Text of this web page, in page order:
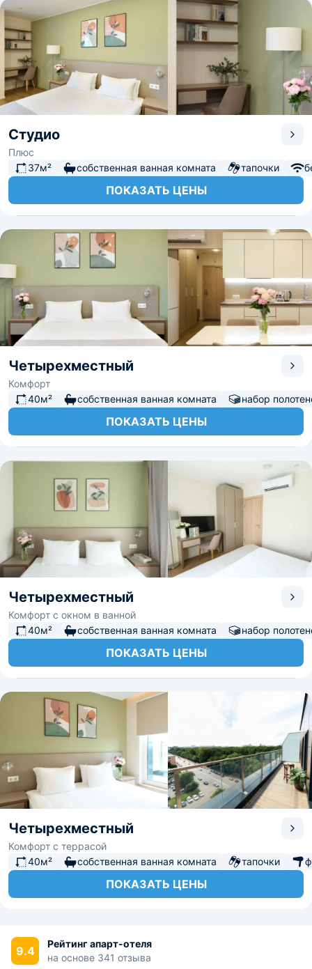
Студио
Плюс
37м²
собственная ванная комната тапочки
ПОКАЗАТЬ ЦЕНЫ
Четырехместный
Комфорт
40м²
собственная ванная комната набор
ПОКАЗАТЬ ЦЕНЫ
Четырехместный
Комфорт с окном в ванной
40м²
собственная ванная комната набор
ПОКАЗАТЬ ЦЕНЫ
Четырехместный
Комфорт с террасой
40м²
собственная ванная комната тапочки
ПОКАЗАТЬ ЦЕНЫ
9.4
Рейтинг апарт-отеля
на основе 341 отзыва